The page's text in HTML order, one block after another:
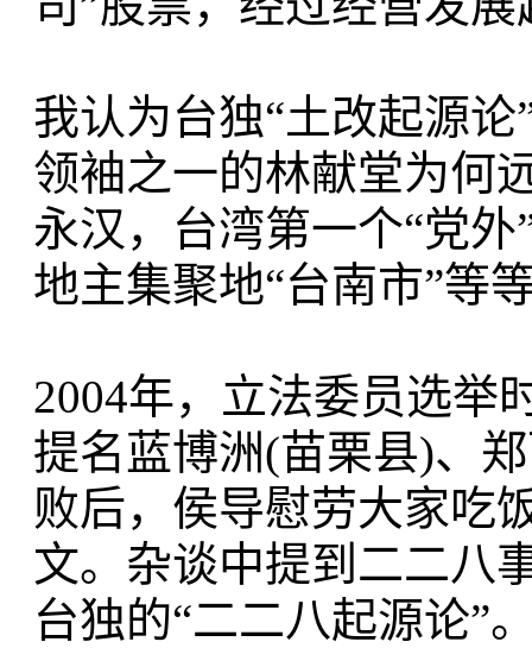
我认为台独“土改起源
领袖之一的林献堂为何
永汉，台湾第一个“党
地主集聚地“台南市”等
2004年，立法委员选举
提名蓝博洲(苗栗县)、
败后，侯导慰劳大家吃
文。杂谈中提到二二八
台独的“二二八起源论”